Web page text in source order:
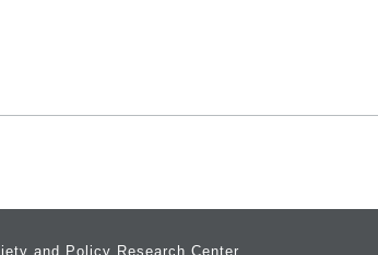
and Policy Research Center,